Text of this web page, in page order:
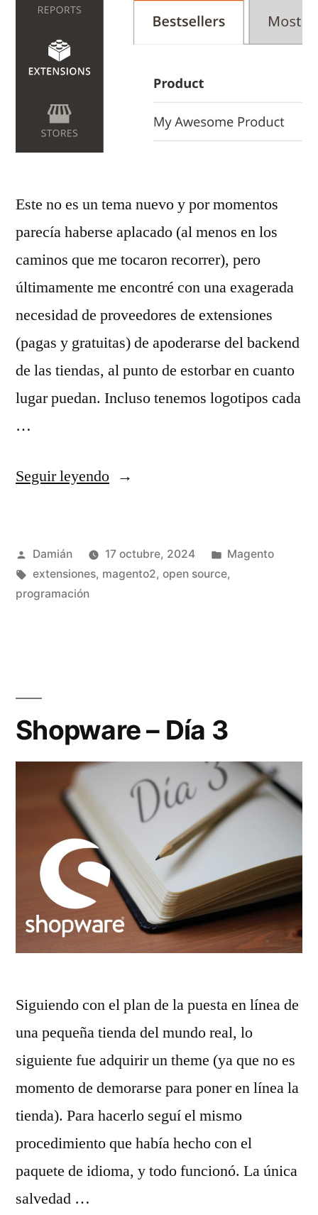
Este no es un tema nuevo y por momentos
parecía haberse aplacado (al menos en los
caminos que me tocaron recorrer), pero
últimamente me encontré con una exagerada
necesidad de proveedores de extensiones
(pagas y gratuitas) de apoderarse del backend
de las tiendas, al punto de estorbar en cuanto
lugar puedan. Incluso tenemos logotipos cada
…
Seguir leyendo«La
de
pensarse
Merchant»
Publicado
por
Damián 17 octubre, 2024
Publicado
en
Magento
Etiquetas:
extensiones, magento2, open source,
programación
Shopware – Día 3
Siguiendo con el plan de la puesta en línea de
una pequeña tienda del mundo real, lo
siguiente fue adquirir un theme (ya que no es
momento de demorarse para poner en línea la
tienda). Para hacerlo seguí el mismo
procedimiento que había hecho con el
paquete de idioma, y todo funcionó. La única
salvedad …